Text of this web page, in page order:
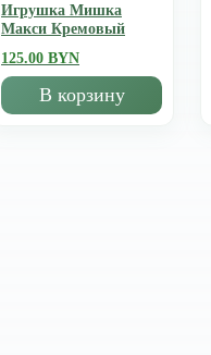
Игрушка Мишка
Mакси Кремовый
125.00 BYN
В корзину